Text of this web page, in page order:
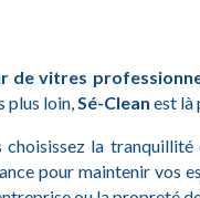
de vitres
plus loin, Sé-Clean est là
choisissez la
pour maintenir vos